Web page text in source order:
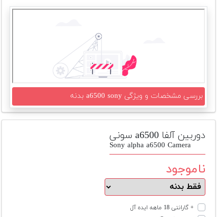
تجهیزات
دوم
لیست
قیمت
دوربین
بله
بررسی مشخصات و ویژگی a6500 sony بدنه
دوربین آلفا a6500 سونی
Sony alpha a6500 Camera
ناموجود
+ گارانتی 18 ماهه ایده آل